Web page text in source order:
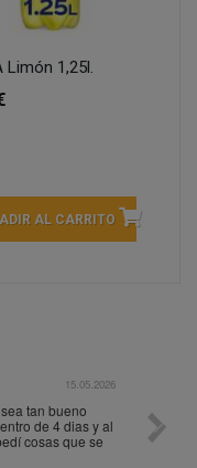
Limón 1,25l.
AL CARRITO
15.05.2026
tan bueno
de 4 dias y al
cosas que se